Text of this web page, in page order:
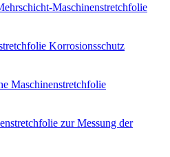
Maschinenstretchfolie
Korrosionsschutz
Maschinenstretchfolie
zur Messung der